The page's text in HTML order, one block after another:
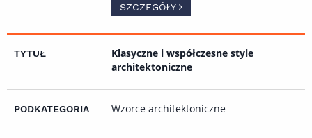
SZCZEGÓŁY
Klasyczne i współczesne style
architektoniczne
Wzorce architektoniczne